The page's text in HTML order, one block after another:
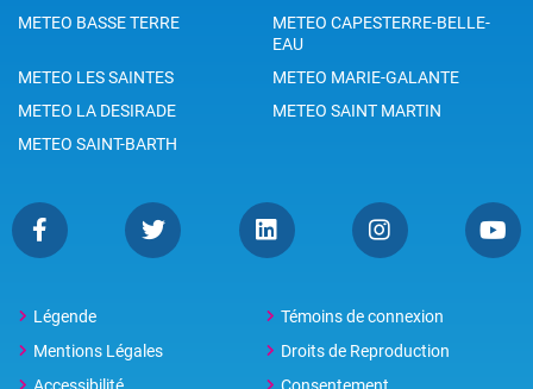
METEO BASSE TERRE
METEO CAPESTERRE-BELLE-
EAU
METEO LES SAINTES
METEO MARIE-GALANTE
METEO LA DESIRADE
METEO SAINT MARTIN
METEO SAINT-BARTH
Légende
Témoins de connexion
Mentions Légales
Droits de Reproduction
Accessibilité
Consentement